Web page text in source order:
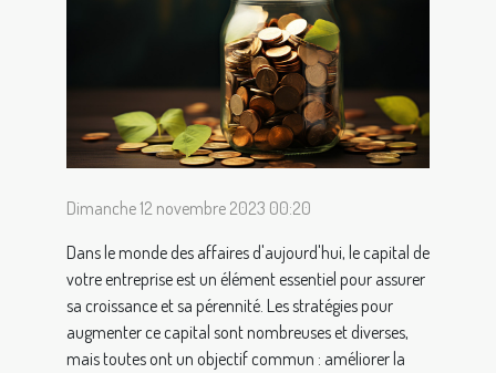
Dimanche 12 novembre 2023 00:20
Dans le monde des affaires d'aujourd'hui, le capital de
votre entreprise est un élément essentiel pour assurer
sa croissance et sa pérennité. Les stratégies pour
augmenter ce capital sont nombreuses et diverses,
mais toutes ont un objectif commun : améliorer la